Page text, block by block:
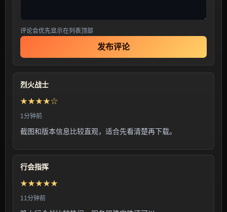
评论会优先显示在列表顶部
发布评论
烈火战士
★★★★☆
1分钟前
截图和版本信息比较直观，适合先看清楚再下载。
行会指挥
★★★★★
11分钟前